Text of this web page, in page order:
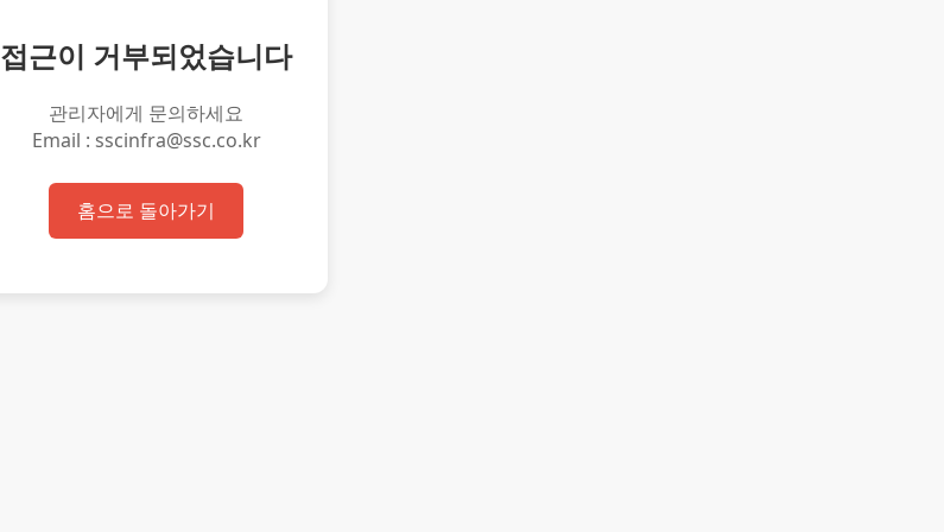
접근이 거부되었습니다
관리자에게 문의하세요
Email : sscinfra@ssc.co.kr
홈으로 돌아가기